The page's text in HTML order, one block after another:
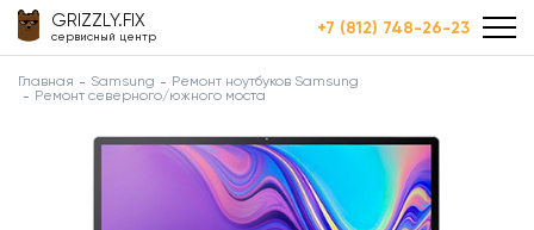
GRIZZLY.FIX
сервисный центр +7 (812) 748-26-23
Главная Samsung
Ремонт ноутбуков Samsung
Ремонт северного/южного моста